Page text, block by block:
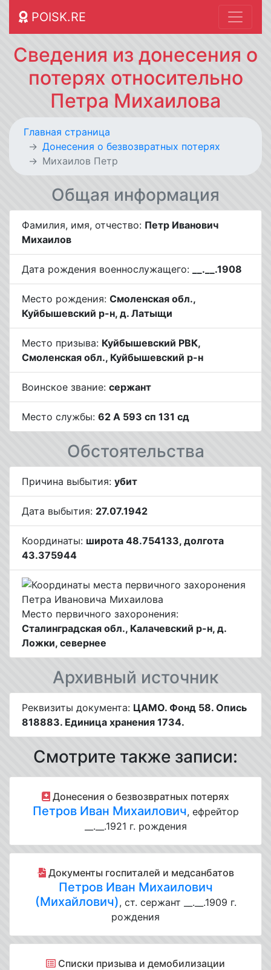
POISK.RE
Сведения из донесения о
потерях относительно
Петра Михаилова
Главная страница
Донесения о безвозвратных потерях
Михаилов Петр
Общая информация
Фамилия, имя, отчество: Петр Иванович
Михаилов
Дата рождения военнослужащего: __.__.1908
Место рождения: Смоленская обл.,
Куйбышевский р-н, д. Латыщи
Место призыва: Куйбышевский РВК,
Смоленская обл., Куйбышевский р-н
Воинское звание: сержант
Место службы: 62 А 593 сп 131 сд
Обстоятельства
Причина выбытия: убит
Дата выбытия: 27.07.1942
Координаты: широта 48.754133, долгота
43.375944
Место первичного захоронения:
Сталинградская обл., Калачевский р-н, д.
Ложки, севернее
Архивный источник
Реквизиты документа: ЦАМО. Фонд 58. Опись
818883. Единица хранения 1734.
Смотрите также записи:
Донесения о безвозвратных потерях
Петров Иван Михаилович, ефрейтор
__.__.1921 г. рождения
Документы госпиталей и медсанбатов
Петров Иван Михаилович
(Михайлович), ст. сержант __.__.1909 г.
рождения
Списки призыва и демобилизации